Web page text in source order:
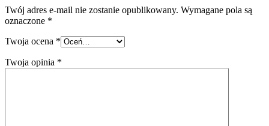
Twój adres e-mail nie zostanie opublikowany. Wymagane pola są
oznaczone *
Twoja ocena *
Twoja opinia *